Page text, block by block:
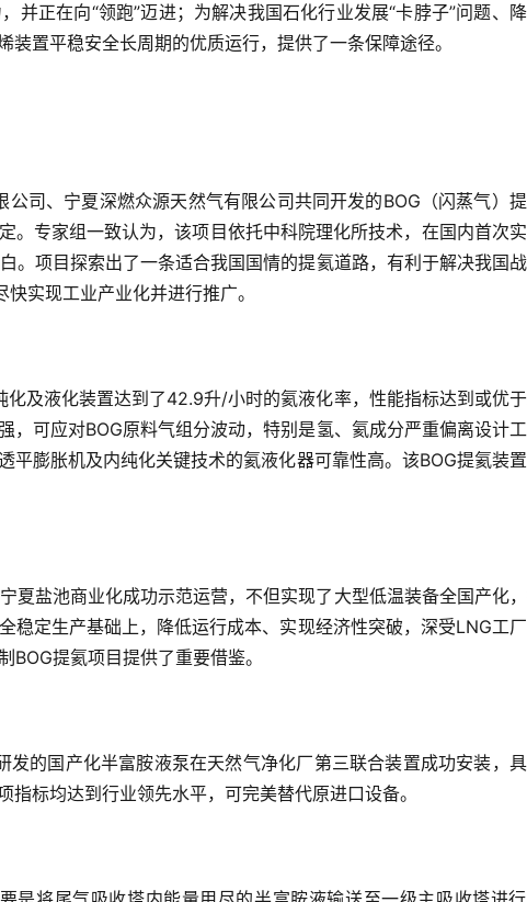
并正在向“领跑”迈进；为解决我国石化行业发展“卡脖子”问题、
置平稳安全长周期的优质运行，提供了一条保障途径。
公司、宁夏深燃众源天然气有限公司共同开发的BOG（闪蒸气）
。专家组一致认为，该项目依托中科院理化所技术，在国内首次
。项目探索出了一条适合我国国情的提氦道路，有利于解决我国
实现工业产业化并进行推广。
化及液化装置达到了42.9升/小时的氦液化率，性能指标达到或优
，可应对BOG原料气组分波动，特别是氢、氦成分严重偏离设计
平膨胀机及内纯化关键技术的氦液化器可靠性高。该BOG提氦装
夏盐池商业化成功示范运营，不但实现了大型低温装备全国产化
稳定生产基础上，降低运行成本、实现经济性突破，深受LNG工
提氦项目提供了重要借鉴。
发的国产化半富胺液泵在天然气净化厂第三联合装置成功安装，
标均达到行业领先水平，可完美替代原进口设备。